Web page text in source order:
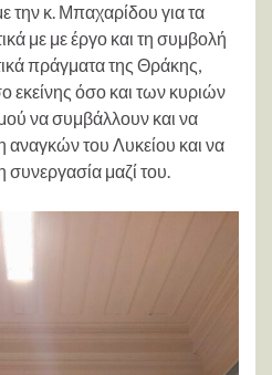
την κ. Μπαχαρίδου για τα
με με έργο και τη συμβολή
πράγματα της Θράκης,
εκείνης όσο και των κυριών
να συμβάλλουν και να
του Λυκείου και να
συνεργασία μαζί του.